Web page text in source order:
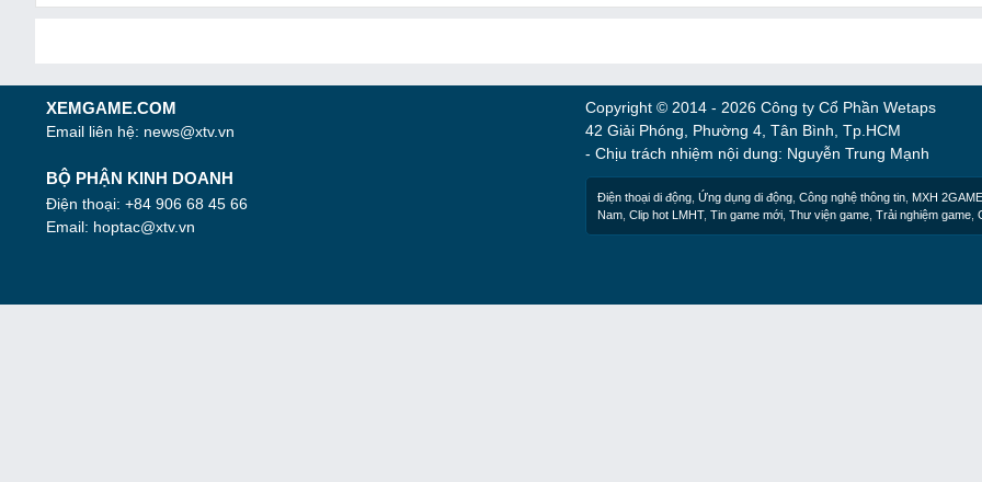
XEMGAME.COM
Email liên hệ: news@xtv.vn
BỘ PHẬN KINH DOANH
Điện thoại: +84 906 68 45 66
Email: hoptac@xtv.vn
Copyright © 2014 - 2026 Công ty Cổ Phần Wetaps
42 Giải Phóng, Phường 4, Tân Bình, Tp.HCM
- Chịu trách nhiệm nội dung: Nguyễn Trung Mạnh
Điện thoại di động Ứng dụng di động Công nghệ thông tin MXH 2GAME
Nam Clip hot LMHT, Tin game mới Thư viện game Trải nghiệm game